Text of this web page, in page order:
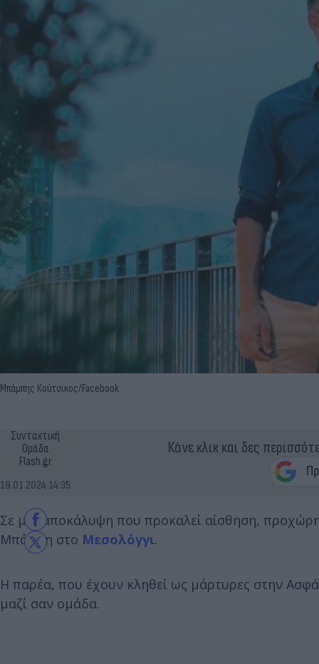
Μπάμπης Κούτσικος/Facebook
Συντακτική
Ομάδα
Flash.gr
19.01.2024 14:35
Κάνε κλικ και δες
Σε μια αποκάλυψη που προκαλεί αίσθηση,
Μπάμπη στο Μεσολόγγι.
Η παρέα, που έχουν κληθεί ως μάρτυρες στην
μαζί σαν ομάδα.